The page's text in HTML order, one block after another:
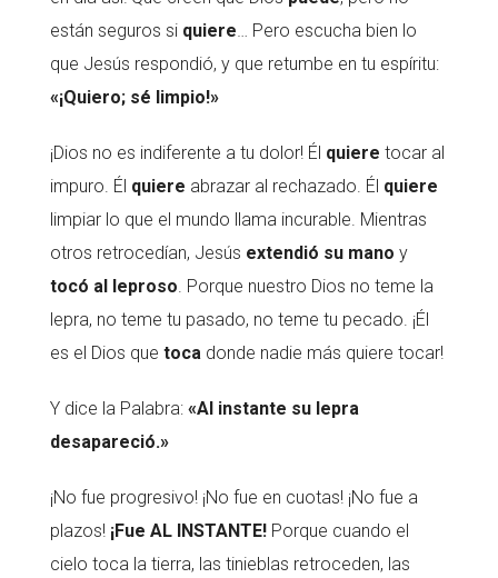
están seguros si quiere… Pero escucha bien lo
que Jesús respondió, y que retumbe en tu espíritu:
«¡Quiero; sé limpio!»
¡Dios no es indiferente a tu dolor! Él quiere tocar al
impuro. Él quiere abrazar al rechazado. Él quiere
limpiar lo que el mundo llama incurable. Mientras
otros retrocedían, Jesús extendió su mano y
tocó al leproso. Porque nuestro Dios no teme la
lepra, no teme tu pasado, no teme tu pecado. ¡Él
es el Dios que toca donde nadie más quiere tocar!
Y dice la Palabra: «Al instante su lepra
desapareció.»
¡No fue progresivo! ¡No fue en cuotas! ¡No fue a
plazos! ¡Fue AL INSTANTE! Porque cuando el
cielo toca la tierra, las tinieblas retroceden, las